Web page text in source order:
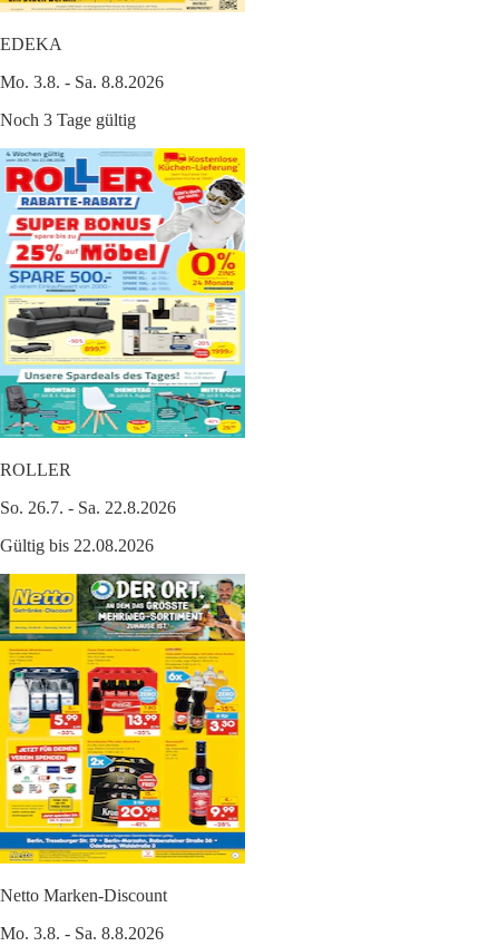
EDEKA
Mo. 3.8. - Sa. 8.8.2026
Noch 3 Tage gültig
ROLLER
So. 26.7. - Sa. 22.8.2026
Gültig bis 22.08.2026
Netto Marken-Discount
Mo. 3.8. - Sa. 8.8.2026